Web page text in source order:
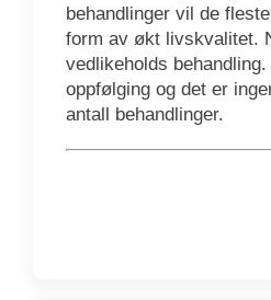
behandlinger vil de
form av økt livskvalitet.
vedlikeholds
oppfølging og det er
antall behandlinger.